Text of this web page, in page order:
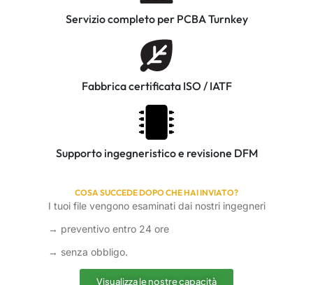
Servizio completo per PCBA Turnkey
Fabbrica certificata ISO / IATF
Supporto ingegneristico e revisione DFM
COSA SUCCEDE DOPO CHE HAI INVIATO?
I tuoi file vengono esaminati dai nostri ingegneri
→ preventivo entro 24 ore
→ senza obbligo.
Visualizza le nostre capacità